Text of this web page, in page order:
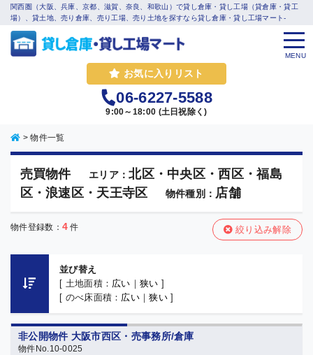
関西圏（大阪、兵庫、京都、滋賀、奈良、和歌山）で貸し倉庫・貸し工場（貸倉庫・貸工
場）、貸土地、売り倉庫、売り工場、売り土地を探すなら貸し倉庫・貸し工場マート-
お気に入りリスト
06-6227-5588
9:00～18:00 (土日祝除く)
MENU
>物件一覧
売買物件 エリア：北区・中央区・西区・福島
区・浪速区・天王寺区
物件種別： 店舗
物件登録数： 4 件 絞り込み解除
並び替え
[ 土地面積： 広い ｜狭い ]
[ のべ床面積： 広い ｜狭い]
非公開物件 大阪市西区・売事務所/倉庫
物件No.10-0025